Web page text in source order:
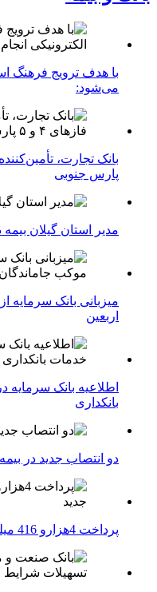
با هدف ترویج فرهنگ
می‌شود:
پارس جنوبی
مدیر استان گیلان
میزبانی بانک
اربعین
اطلاعیه بانک
بانکداری
دو انتصاب جدید در
پرداخت 4هزارو 416 میلیارد ریال خسارت جدید